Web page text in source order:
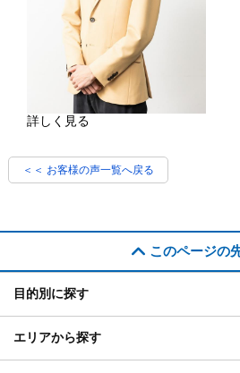
詳しく見る
＜＜ お客様の声一覧へ戻る
このページの
目的別に探す
エリアから探す